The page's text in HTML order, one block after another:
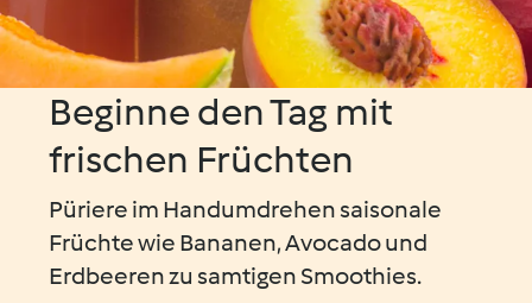
Beginne den Tag mit
frischen Früchten
Püriere im Handumdrehen saisonale
Früchte wie Bananen, Avocado und
Erdbeeren zu samtigen Smoothies.